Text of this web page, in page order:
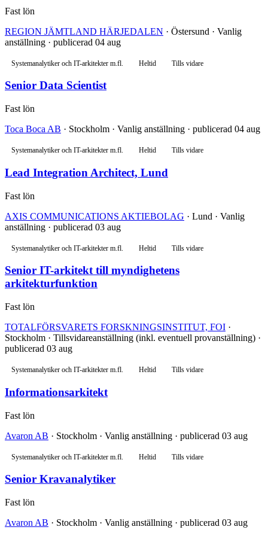
Fast lön
REGION JÄMTLAND HÄRJEDALEN · Östersund · Vanlig
anställning · publicerad 04 aug
Systemanalytiker och IT-arkitekter m.fl. Heltid Tills vidare
Senior Data Scientist
Fast lön
Toca Boca AB · Stockholm · Vanlig anställning · publicerad 04 aug
Systemanalytiker och IT-arkitekter m.fl. Heltid Tills vidare
Lead Integration Architect, Lund
Fast lön
AXIS COMMUNICATIONS AKTIEBOLAG · Lund · Vanlig
anställning · publicerad 03 aug
Systemanalytiker och IT-arkitekter m.fl. Heltid Tills vidare
Senior IT-arkitekt till myndighetens
arkitekturfunktion
Fast lön
TOTALFÖRSVARETS FORSKNINGSINSTITUT, FOI ·
Stockholm · Tillsvidareanställning (inkl. eventuell provanställning) ·
publicerad 03 aug
Systemanalytiker och IT-arkitekter m.fl. Heltid Tills vidare
Informationsarkitekt
Fast lön
Avaron AB · Stockholm · Vanlig anställning · publicerad 03 aug
Systemanalytiker och IT-arkitekter m.fl. Heltid Tills vidare
Senior Kravanalytiker
Fast lön
Avaron AB · Stockholm · Vanlig anställning · publicerad 03 aug